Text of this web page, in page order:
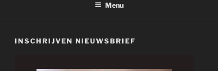
Menu
INSCHRIJVEN NIEUWSBRIEF